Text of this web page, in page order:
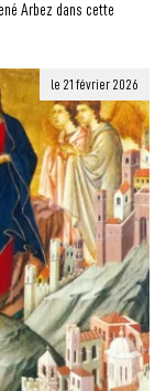
Arbez dans cette
le 21 février 2026